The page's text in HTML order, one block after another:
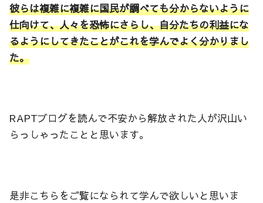
彼らは複雑に複雑に国民が調べても分からないように
仕向けて、人々を恐怖にさらし、自分たちの利益にな
るようにしてきたことがこれを学んでよく分かりまし
た。
RAPTブログを読んで不安から解放された人が沢山い
らっしゃったことと思います。
是非こちらをご覧になられて学んで欲しいと思いま